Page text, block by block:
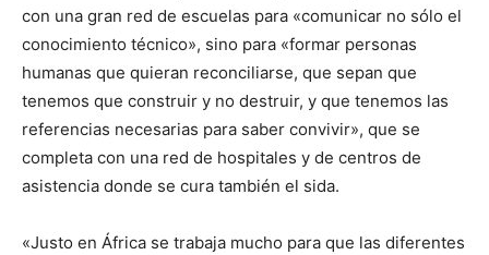
con una gran red de escuelas para «comunicar no sólo el
conocimiento técnico», sino para «formar personas
humanas que quieran reconciliarse, que sepan que
tenemos que construir y no destruir, y que tenemos las
referencias necesarias para saber convivir», que se
completa con una red de hospitales y de centros de
asistencia donde se cura también el sida.
«Justo en África se trabaja mucho para que las diferentes